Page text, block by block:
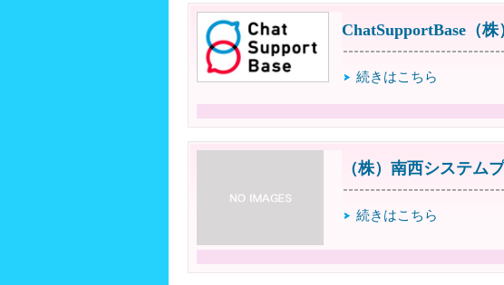
ChatSupportBase（株
続きはこちら
（株）南西システム
続きはこちら